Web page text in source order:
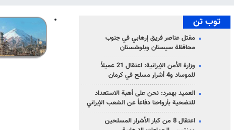
توب تن
مقتل عناصر فريق إرهابي في جنوب
محافظة سيستان وبلوشستان
وزارة الأمن الإيرانية: اعتقال 21 عميلاً
للموساد و4 أشرار مسلح في كرمان
العميد بهمرد: نحن على أهبة الاستعداد
للتضحية بأرواحنا دفاعاً عن الشعب الإيراني
اعتقال 8 من كبار الأشرار المسلحين